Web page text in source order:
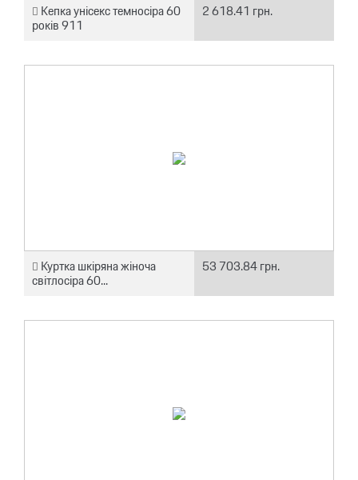
Кепка унісекс темносіра 60
років 911
2 618.41 грн.
Куртка шкіряна жіноча
світлосіра 60...
53 703.84 грн.